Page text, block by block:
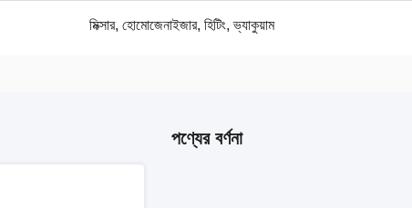
মিক্সার, হোমোজেনাইজার, হিটিং, ভ্যাকুয়াম
পণ্যের বর্ণনা